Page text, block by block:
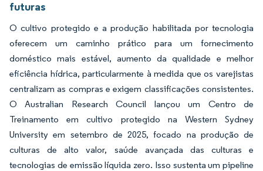
futuras
O cultivo protegido e a produção habilitada por tecnologia
oferecem um caminho prático para um fornecimento
doméstico mais estável, aumento da qualidade e melhor
eficiência hídrica, particularmente à medida que os varejistas
centralizam as compras e exigem classificações consistentes.
O Australian Research Council lançou um Centro de
Treinamento em cultivo protegido na Western Sydney
University em setembro de 2025, focado na produção de
culturas de alto valor, saúde avançada das culturas e
tecnologias de emissão líquida zero. Isso sustenta um pipeline